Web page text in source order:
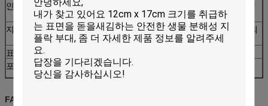
인용
제품의 물자, 크기의 간격에 바탕을 두는, 색깔과 양
인쇄
지불
선적 또는 L/C, D/P.의 앞에 급여받는 30% 예금에 의
하여, T/T, 균형을 잡습니다.
표본
포장
40pcs/box, 고객 요구로 25boxes/carton 또는.
FAQ: